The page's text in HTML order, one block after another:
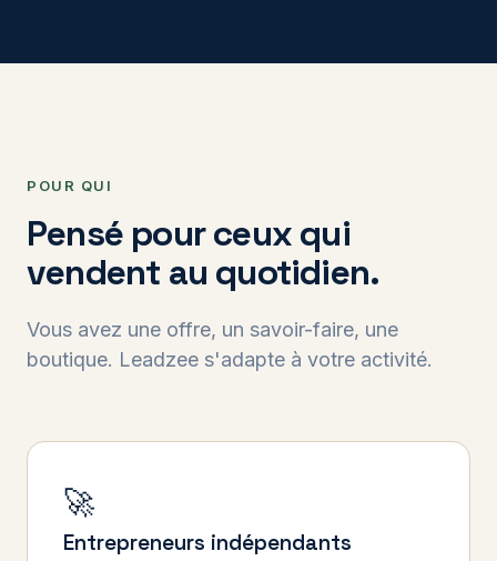
POUR QUI
Pensé pour ceux qui
vendent au quotidien.
Vous avez une offre, un savoir-faire, une
boutique. Leadzee s'adapte à votre activité.
🚀
Entrepreneurs indépendants